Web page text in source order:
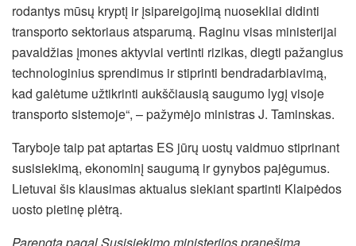
rodantys mūsų kryptį ir įsipareigojimą nuosekliai didinti
transporto sektoriaus atsparumą. Raginu visas ministerijai
pavaldžias įmones aktyviai vertinti rizikas, diegti pažangius
technologinius sprendimus ir stiprinti bendradarbiavimą,
kad galėtume užtikrinti aukščiausią saugumo lygį visoje
transporto sistemoje“, – pažymėjo ministras J. Taminskas.
Taryboje taip pat aptartas ES jūrų uostų vaidmuo stiprinant
susisiekimą, ekonominį saugumą ir gynybos pajėgumus.
Lietuvai šis klausimas aktualus siekiant spartinti Klaipėdos
uosto pietinę plėtrą.
Parengta pagal Susisiekimo ministerijos pranešimą